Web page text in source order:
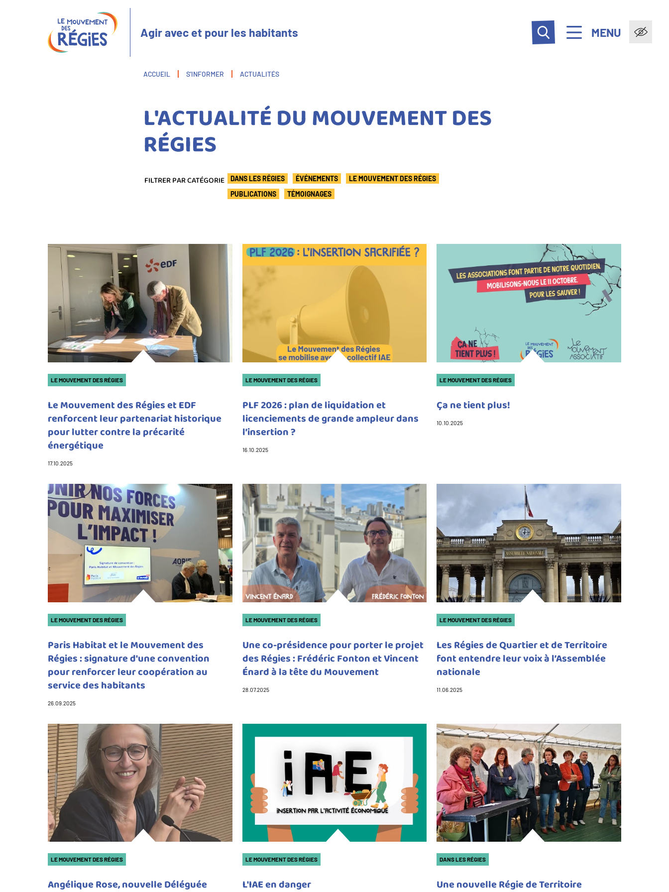
Agir avec et pour les habitants MENU
Fil
ACCUEIL S'INFORMER ACTUALITÉS
L'ACTUALITÉ DU MOUVEMENT DES
RÉGIES
FILTRER PAR CATÉGORIE DANS LES RÉGIES ÉVÉNEMENTS
LE MOUVEMENT DES RÉGIES
PUBLICATIONS
TÉMOIGNAGES
LE MOUVEMENT DES RÉGIES
Le Mouvement des Régies et EDF
renforcent leur partenariat historique
pour lutter contre la précarité
énergétique
17.10.2025
LE MOUVEMENT DES RÉGIES
PLF 2026 : plan de liquidation et
licenciements de grande ampleur dans
l’insertion ?
16.10.2025
LE MOUVEMENT DES RÉGIES
Ça ne tient plus!
10.10.2025
LE MOUVEMENT DES RÉGIES
Paris Habitat et le Mouvement des
Régies : signature d'une convention
pour renforcer leur coopération au
service des habitants
26.09.2025
LE MOUVEMENT DES RÉGIES
Une co-présidence pour porter le projet
des Régies : Frédéric Fonton et Vincent
Énard à la tête du Mouvement
28.07.2025
LE MOUVEMENT DES RÉGIES
Les Régies de Quartier et de Territoire
font entendre leur voix à l’Assemblée
nationale
11.06.2025
LE MOUVEMENT DES RÉGIES
Angélique Rose, nouvelle Déléguée
LE MOUVEMENT DES RÉGIES
L'IAE en danger
DANS LES RÉGIES
Une nouvelle Régie de Territoire